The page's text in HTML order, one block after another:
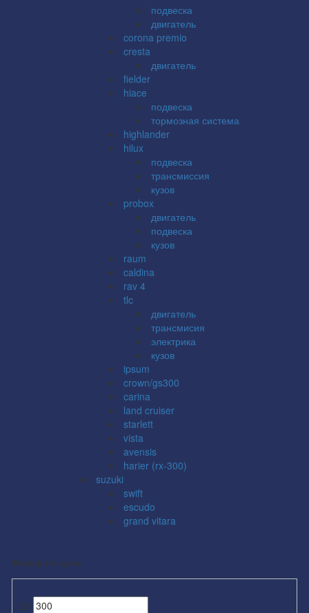
подвеска
двигатель
corona premio
cresta
двигатель
fielder
hiace
подвеска
тормозная система
highlander
hilux
подвеска
трансмиссия
кузов
probox
двигатель
подвеска
кузов
raum
caldina
rav 4
tlc
двигатель
трансмисия
электрика
кузов
ipsum
crown/gs300
carina
land cruiser
starlett
vista
avensis
harier (rx-300)
suzuki
swift
escudo
grand vitara
Фильтр по цене
От